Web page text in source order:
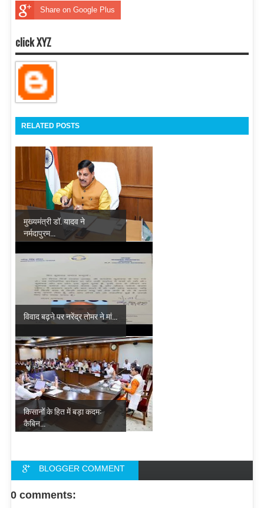
Share on Google Plus
click XYZ
RELATED POSTS
मुख्यमंत्री डॉ. यादव ने
नर्मदापुरम...
विवाद बढ़ने पर नरेंद्र तोमर ने मां...
किसानों के हित में बड़ा कदम:
कैबिन...
BLOGGER COMMENT
FACEBOOK COMMENT
0 comments: